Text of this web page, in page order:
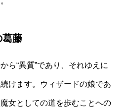
葛藤
ら“異質”であり、それゆえに
けます。ウィザードの娘であ
女としての道を歩むことへの